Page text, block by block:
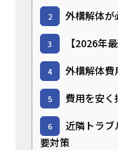
2 外構解体が
3 【2026年
4 外構解体費
5 費用を安
6
近隣トラ
要対策